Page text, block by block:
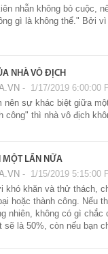
nhẫn không bỏ cuộc,
gì là không thể." Bởi
NHÀ VÔ ĐỊCH
‐ 1/17/2019 6:00:00
nên sự khác biệt giữa
công" thì nhà vô địch
MỘT LẦN NỮA
‐ 1/15/2019 5:15:00
khó khăn và thử thách,
hoặc thành công. Nếu
nhiên, không có gì chắc
sẽ là 50%, còn nếu bạn